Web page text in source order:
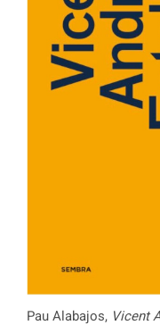
Pau Alabajos, Vicent